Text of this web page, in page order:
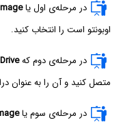
در مرحله‌ی اول یا
اوبونتو است را انتخاب کنید.
در مرحله‌ی دوم که
متصل کنید و آن را به عنوان
در مرحله‌ی سوم یا